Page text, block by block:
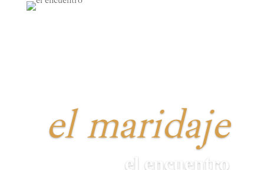
el maridaje
el encuentro